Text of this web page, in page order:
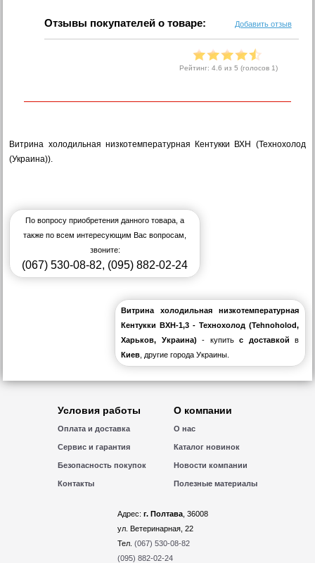
Отзывы покупателей о товаре: Добавить отзыв
Рейтинг: 4.6 из 5 (голосов 1)
Витрина холодильная низкотемпературная Кентукки ВХН (Технохолод
(Украина)).
По вопросу приобретения данного товара, а
также по всем интересующим Вас вопросам,
звоните:
(067) 530-08-82, (095) 882-02-24
Витрина холодильная низкотемпературная
Кентукки ВХН-1,3 - Технохолод (Tehnoholod,
Харьков, Украина)- купитьс доставкой в
Киев , другие города Украины.
Условия работы
Оплата и доставка
Сервис и гарантия
Безопасность покупок
Контакты
О компании
О нас
Каталог новинок
Новости компании
Полезные материалы
Адрес: г. Полтава, 36008
ул. Ветеринарная, 22
Тел. (067) 530-08-82
(095) 882-02-24